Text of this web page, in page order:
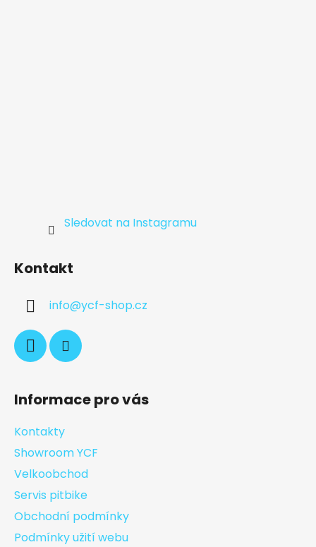
Sledovat na Instagramu
Kontakt
info@ycf-shop.cz
Informace pro vás
Kontakty
Showroom YCF
Velkoobchod
Servis pitbike
Obchodní podmínky
Podmínky užití webu